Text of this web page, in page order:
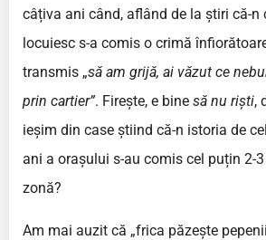
câțiva ani când, aflând de la știri că-n
locuiesc s-a comis o crimă
transmis „să am grijă, ai văzut ce
prin cartier”. Firește, e bine să nu riști,
ieșim din case știind că-n istoria de
ani a orașului s-au comis cel puțin 2-
zonă?
Am mai auzit că „frica păzește